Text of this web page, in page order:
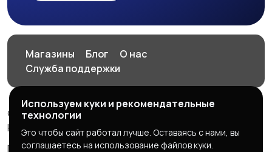
Магазины Блог
О нас
Служба поддержки
© 2026 HOP.UZ
HOP.UZ
Правила сервиса
Политика конфиденциальности
Используем куки и рекомендательные
технологии
Это чтобы сайт работал лучше. Оставаясь с нами, вы
соглашаетесь на использование файлов куки.